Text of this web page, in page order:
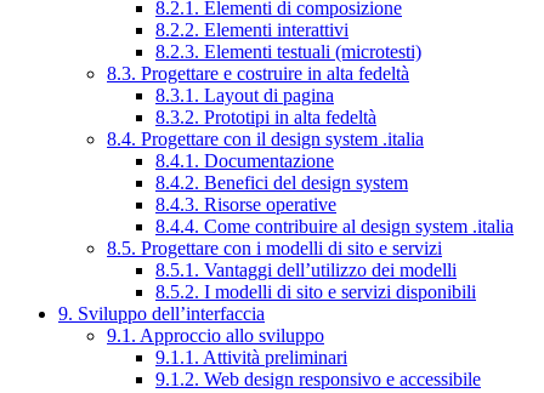
8.2.1. Elementi di composizione
8.2.2. Elementi interattivi
8.2.3. Elementi testuali (microtesti)
8.3. Progettare e costruire in alta fedeltà
8.3.1. Layout di pagina
8.3.2. Prototipi in alta fedeltà
8.4. Progettare con il design system .italia
8.4.1. Documentazione
8.4.2. Benefici del design system
8.4.3. Risorse operative
8.4.4. Come contribuire al design system .italia
8.5. Progettare con i modelli di sito e servizi
8.5.1. Vantaggi dell’utilizzo dei modelli
8.5.2. I modelli di sito e servizi disponibili
9. Sviluppo dell’interfaccia
9.1. Approccio allo sviluppo
9.1.1. Attività preliminari
9.1.2. Web design responsivo e accessibile